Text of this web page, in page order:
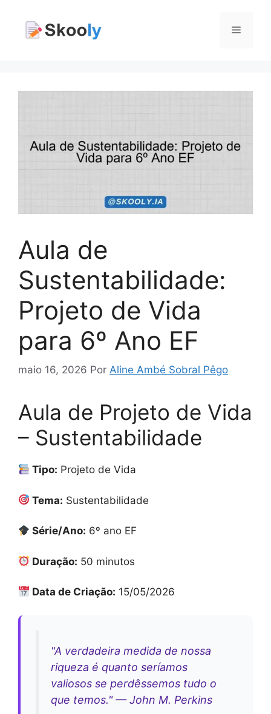
Menu
Aula de
Sustentabilidade:
Projeto de Vida
para 6º Ano EF
maio 16, 2026 Por Aline Ambé Sobral Pêgo
Aula de Projeto de Vida
– Sustentabilidade
Tipo: Projeto de Vida
Tema: Sustentabilidade
Série/Ano: 6º ano EF
Duração: 50 minutos
Data de Criação: 15/05/2026
"A verdadeira medida de nossa
riqueza é quanto seríamos
valiosos se perdêssemos tudo o
que temos." — John M. Perkins